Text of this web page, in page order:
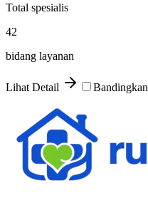
Total spesialis
42
bidang layanan
Lihat Detail Bandingkan